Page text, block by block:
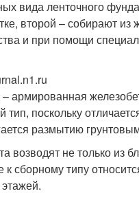
вида ленточного
второй – собирают
и при помощи
тип, поскольку
размытию
не только из
к сборному типу